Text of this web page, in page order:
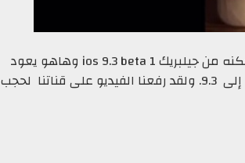
qwertyoruiop فيديو لتمكنه من جيلبريك ios 9.3 beta 1 وهاهو يعود
مره أخرى بفيديو أخر يثبت تمكنه من الجيلبريك من الإصدار 9.2 إلى 9.3. ولقد رفعنا الفيديو على قناتنا لحجب